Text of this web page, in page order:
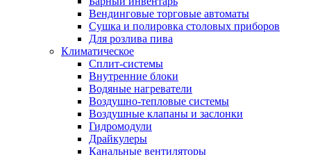
Вендинговые торговые автоматы
Сушка и полировка столовых приборов
Для розлива пива
Климатическое
Сплит-системы
Внутренние блоки
Водяные нагреватели
Воздушно-тепловые системы
Воздушные клапаны и заслонки
Гидромодули
Драйкулеры
Канальные вентиляторы